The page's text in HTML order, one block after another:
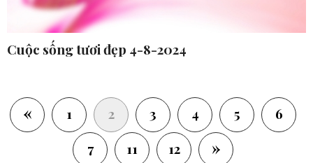
Cuộc sống tươi đẹp 4-8-2024
« 1 2(current)
3 4 5
6
7
11 12 »